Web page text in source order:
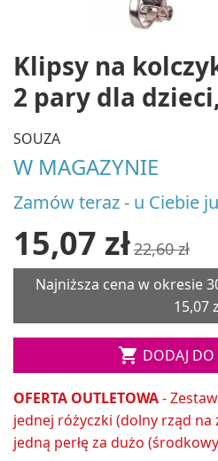
Klipsy na
2 pary dla
SOUZA
W MAGAZYNIE
Zamów teraz - u Ciebie
15,07 zł22,60 zł
Najniższa cena w okresie
15,07
 DODAJ DO
OFERTA OUTLETOWA-
jednej różyczki (dolny rząd na
jedną perłę za dużo